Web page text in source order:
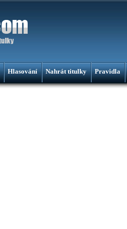
Hlasování Nahrát titulky Pravidla